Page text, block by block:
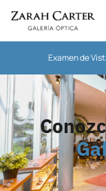
Examen de